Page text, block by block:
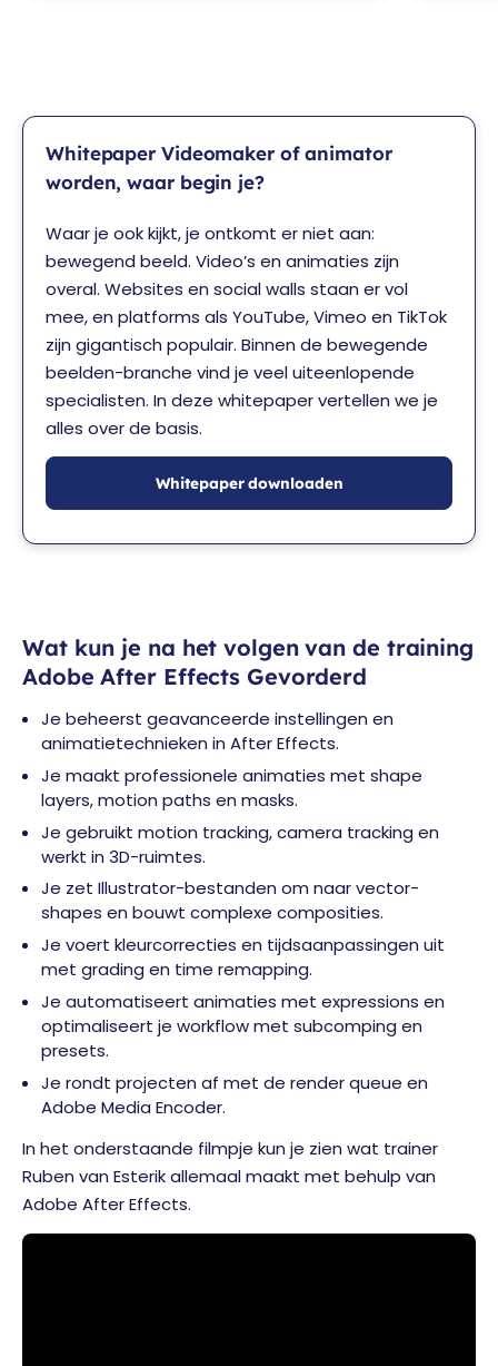
Whitepaper Videomaker of animator
worden, waar begin je?
Waar je ook kijkt, je ontkomt er niet aan:
bewegend beeld. Video’s en animaties zijn
overal. Websites en social walls staan er vol
mee, en platforms als YouTube, Vimeo en TikTok
zijn gigantisch populair. Binnen de bewegende
beelden-branche vind je veel uiteenlopende
specialisten. In deze whitepaper vertellen we je
alles over de basis.
Whitepaper downloaden
Wat kun je na het volgen van de training
Adobe After Effects Gevorderd
Je beheerst geavanceerde instellingen en
animatietechnieken in After Effects.
Je maakt professionele animaties met shape
layers, motion paths en masks.
Je gebruikt motion tracking, camera tracking en
werkt in 3D-ruimtes.
Je zet Illustrator-bestanden om naar vector-
shapes en bouwt complexe composities.
Je voert kleurcorrecties en tijdsaanpassingen uit
met grading en time remapping.
Je automatiseert animaties met expressions en
optimaliseert je workflow met subcomping en
presets.
Je rondt projecten af met de render queue en
Adobe Media Encoder.
In het onderstaande filmpje kun je zien wat trainer
Ruben van Esterik allemaal maakt met behulp van
Adobe After Effects.